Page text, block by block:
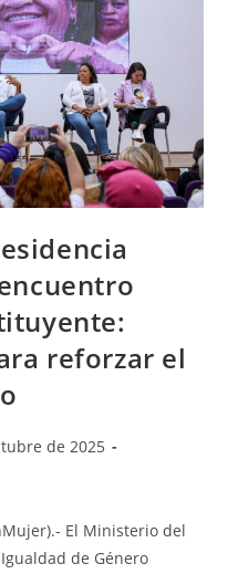
reforzar el
de 2025
El Ministerio del
de Género